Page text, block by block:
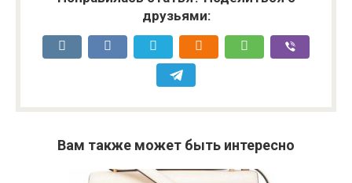
друзьями:
Вам также может быть интересно